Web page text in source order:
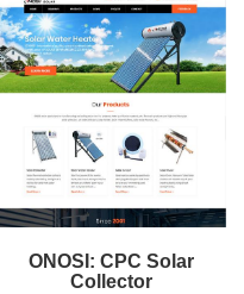
ONOSI: CPC Solar
Collector